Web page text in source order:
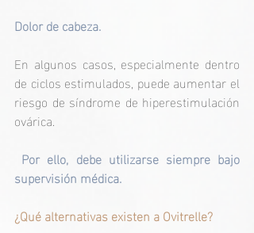
Dolor de cabeza.
En algunos casos, especialmente dentro
de ciclos estimulados, puede aumentar el
riesgo de síndrome de hiperestimulación
ovárica.
supervisión médica.
¿Qué alternativas existen a Ovitrelle?